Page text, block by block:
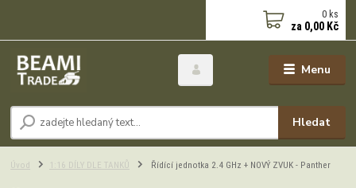
Menu
Hledat
0 ks
za 0,00 Kč
Úvod 1:16 DÍLY DLE TANKŮ Řídící jednotka 2.4 GHz + NOVÝ ZVUK - Panther